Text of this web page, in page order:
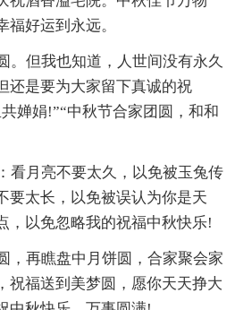
福好运到永远。
。但我也知道，人世间没有永久
还是要为大家留下真诚的祝
婵娟!”“中秋节合家团圆，和和
看月亮不要太久，以免被玉兔传
要太长，以免被误认为你是天
，以免忽略我的祝福中秋快乐!
，再瞧盘中月饼圆，合家聚会家
祝福送到美梦圆，愿你天天挣大